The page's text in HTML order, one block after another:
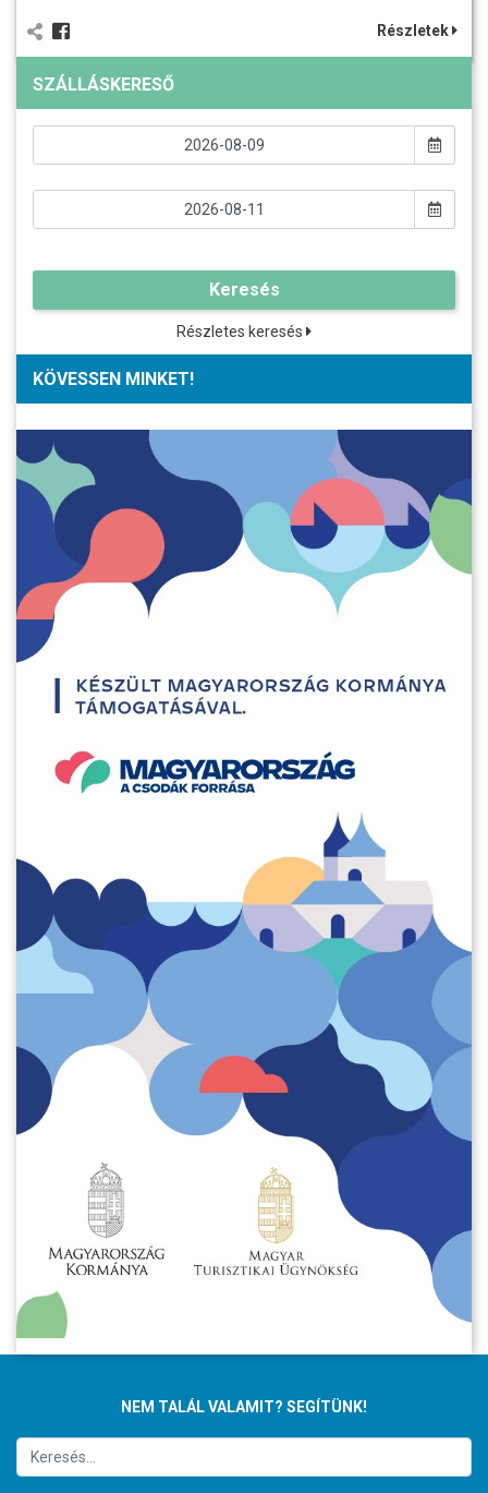
Részletek
SZÁLLÁSKERESŐ
Keresés
Részletes keresés
KÖVESSEN MINKET!
NEM TALÁL VALAMIT? SEGÍTÜNK!